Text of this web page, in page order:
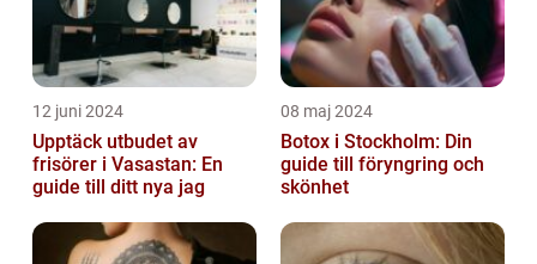
12 juni 2024
Upptäck utbudet av
frisörer i Vasastan: En
guide till ditt nya jag
08 maj 2024
Botox i Stockholm: Din
guide till föryngring och
skönhet